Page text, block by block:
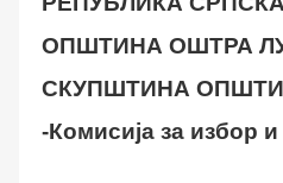
ОПШТИНА ОШТРА
СКУПШТИНА
-Комисија за избор